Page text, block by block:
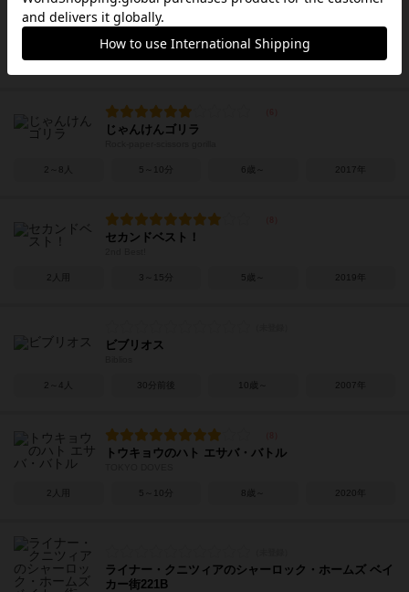
ダイソーのトポロメモリー
2～5人 10分前後 6歳～ 2022年
じゃんけんゴリラ
2～8人 5～10分 6歳～ 2017年
セカンドベスト！
2人用 3～15分 5歳～ 2019年
ビブリオス
2～4人 30分前後 10歳～ 2007年
トウキョウのハト エサバ・バトル
2人用 5～10分 8歳～ 2020年
ライナー・クニツィアのシャーロック・ホームズ ベイ
カー街221B